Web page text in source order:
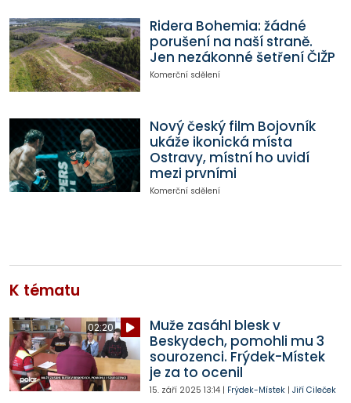
Ridera Bohemia: žádné
porušení na naší straně.
Jen nezákonné šetření ČIŽP
Komerční sdělení
Nový český film Bojovník
ukáže ikonická místa
Ostravy, místní ho uvidí
mezi prvními
Komerční sdělení
K tématu
02:20
Muže zasáhl blesk v
Beskydech, pomohli mu 3
sourozenci. Frýdek-Místek
je za to ocenil
15. září 2025 13:14| Frýdek-Místek| Jiří Cileček